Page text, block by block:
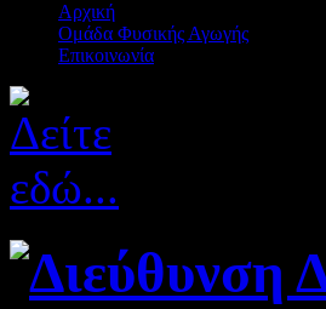
Αρχική
Ομάδα Φυσικής Αγωγής
Επικοινωνία